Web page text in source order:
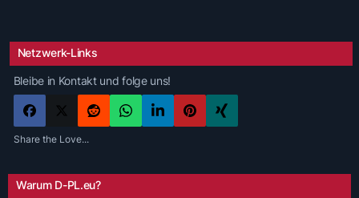
Netzwerk-Links
Bleibe in Kontakt und folge uns!
Share the Love...
Warum D-PL.eu?